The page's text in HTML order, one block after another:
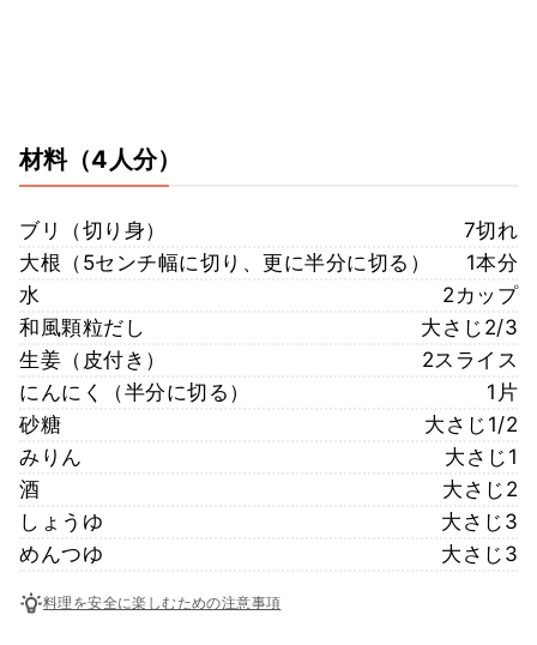
材料（4人分）
ブリ（切り身）
7切れ
大根（5センチ幅に切り、更に半分に切る）
1本分
水
2カップ
和風顆粒だし
大さじ2/3
生姜（皮付き）
2スライス
にんにく（半分に切る）
1片
砂糖
大さじ1/2
みりん
大さじ1
酒
大さじ2
しょうゆ
大さじ3
めんつゆ
大さじ3
料理を安全に楽しむための注意事項